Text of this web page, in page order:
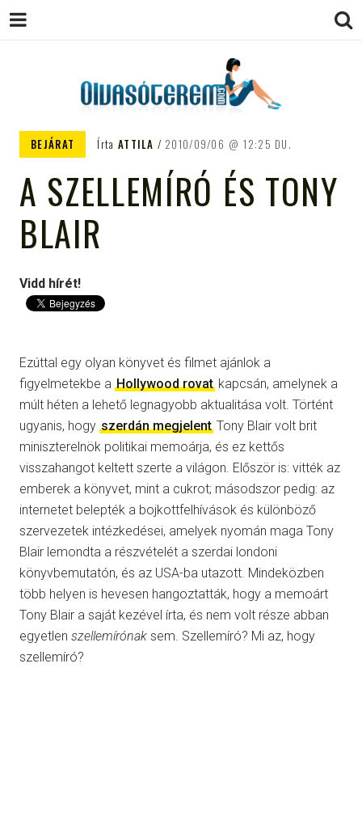
OLVASÓTEREM.COM – AZ
EGÉSZSÉGES OLVASÁS
TÁMOGATÓJA
BEJÁRAT Írta ATTILA 2010/09/06 12:25 DU.
A SZELLEMÍRÓ ÉS TONY
BLAIR
Vidd hírét!
Ezúttal egy olyan könyvet és filmet ajánlok a
figyelmetekbe a Hollywood rovat kapcsán, amelynek a
múlt héten a lehető legnagyobb aktualitása volt. Történt
ugyanis, hogy szerdán megjelent Tony Blair volt brit
miniszterelnök politikai memoárja, és ez kettős
visszahangot keltett szerte a világon. Először is: vitték az
emberek a könyvet, mint a cukrot; másodszor pedig: az
internetet belepték a bojkottfelhívások és különböző
szervezetek intézkedései, amelyek nyomán maga Tony
Blair lemondta a részvételét a szerdai londoni
könyvbemutatón, és az USA-ba utazott. Mindeközben
több helyen is hevesen hangoztatták, hogy a memoárt
Tony Blair a saját kezével írta, és nem volt része abban
egyetlen szellemírónak sem. Szellemíró? Mi az, hogy
szellemíró?